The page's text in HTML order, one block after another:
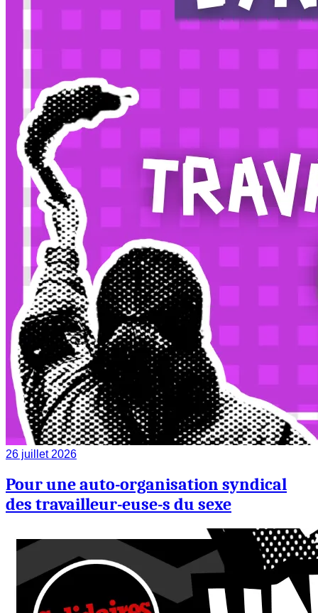
26 juillet 2026
Pour une auto-organisation syndical
des travailleur-euse-s du sexe